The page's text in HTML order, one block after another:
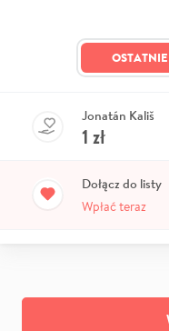
OSTATNIE
Jonatán Kališ
1 zł
Dołącz do listy
Wpłać teraz